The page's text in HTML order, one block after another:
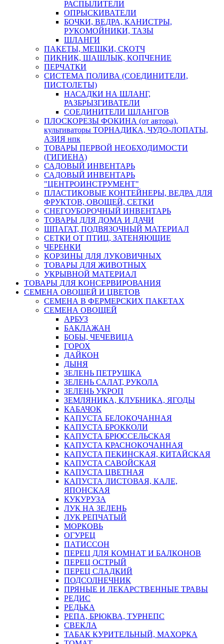
РАСПЫЛИТЕЛИ
ОПРЫСКИВАТЕЛИ
БОЧКИ, ВЕДРА, КАНИСТРЫ,
РУКОМОЙНИКИ, ТАЗЫ
ШЛАНГИ
ПАКЕТЫ, МЕШКИ, СКОТЧ
ПИКНИК, ШАШЛЫК, КОПЧЕНИЕ
ПЕРЧАТКИ
СИСТЕМА ПОЛИВА (СОЕДИНИТЕЛИ,
ПИСТОЛЕТЫ)
НАСАДКИ НА ШЛАНГ,
РАЗБРЫЗГИВАТЕЛИ
СОЕДИНИТЕЛИ ШЛАНГОВ
ПЛОСКОРЕЗЫ ФОКИНА (от автора),
культиваторы ТОРНАДИКА, ЧУДО-ЛОПАТЫ,
АЗИЯ нпк
ТОВАРЫ ПЕРВОЙ НЕОБХОДИМОСТИ
(ГИГИЕНА)
САДОВЫЙ ИНВЕНТАРЬ
САДОВЫЙ ИНВЕНТАРЬ
"ЦЕНТРОИНСТРУМЕНТ"
ПЛАСТИКОВЫЕ КОНТЕЙНЕРЫ, ВЕДРА ДЛЯ
ФРУКТОВ, ОВОЩЕЙ, СЕТКИ
СНЕГОУБОРОЧНЫЙ ИНВЕНТАРЬ
ТОВАРЫ ДЛЯ ДОМА И ДАЧИ
ШПАГАТ, ПОДВЯЗОЧНЫЙ МАТЕРИАЛ
СЕТКИ ОТ ПТИЦ, ЗАТЕНЯЮЩИЕ
ЧЕРЕНКИ
КОРЗИНЫ ДЛЯ ЛУКОВИЧНЫХ
ТОВАРЫ ДЛЯ ЖИВОТНЫХ
УКРЫВНОЙ МАТЕРИАЛ
ТОВАРЫ ДЛЯ КОНСЕРВИРОВАНИЯ
СЕМЕНА ОВОЩЕЙ И ЦВЕТОВ
СЕМЕНА В ФЕРМЕРСКИХ ПАКЕТАХ
СЕМЕНА ОВОЩЕЙ
АРБУЗ
БАКЛАЖАН
БОБЫ, ЧЕЧЕВИЦА
ГОРОХ
ДАЙКОН
ДЫНЯ
ЗЕЛЕНЬ ПЕТРУШКА
ЗЕЛЕНЬ САЛАТ, РУКОЛА
ЗЕЛЕНЬ УКРОП
ЗЕМЛЯНИКА, КЛУБНИКА, ЯГОДЫ
КАБАЧОК
КАПУСТА БЕЛОКОЧАННАЯ
КАПУСТА БРОККОЛИ
КАПУСТА БРЮССЕЛЬСКАЯ
КАПУСТА КРАСНОКОЧАННАЯ
КАПУСТА ПЕКИНСКАЯ, КИТАЙСКАЯ
КАПУСТА САВОЙСКАЯ
КАПУСТА ЦВЕТНАЯ
КАПУСТА ЛИСТОВАЯ, КАЛЕ,
ЯПОНСКАЯ
КУКУРУЗА
ЛУК НА ЗЕЛЕНЬ
ЛУК РЕПЧАТЫЙ
МОРКОВЬ
ОГУРЕЦ
ПАТИССОН
ПЕРЕЦ ДЛЯ КОМНАТ И БАЛКОНОВ
ПЕРЕЦ ОСТРЫЙ
ПЕРЕЦ СЛАДКИЙ
ПОДСОЛНЕЧНИК
ПРЯНЫЕ И ЛЕКАРСТВЕННЫЕ ТРАВЫ
РЕДИС
РЕДЬКА
РЕПА, БРЮКВА, ТУРНЕПС
СВЕКЛА
ТАБАК КУРИТЕЛЬНЫЙ, МАХОРКА